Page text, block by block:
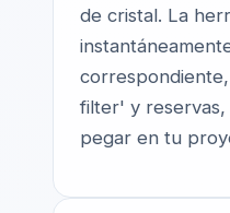
de cristal. La
filter' y
pegar en tu